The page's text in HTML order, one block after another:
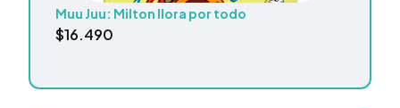
Muu Juu: Milton llora por todo
$16.490